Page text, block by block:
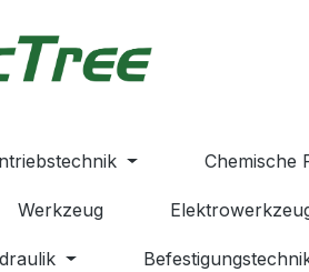
springen
Chemische
Werkzeug